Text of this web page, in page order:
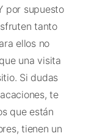
por supuesto
tanto
ellos no
una visita
Si dudas
te
que están
tienen un